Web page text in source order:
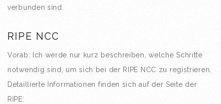
verbunden sind.
RIPE NCC
Vorab: Ich werde nur kurz beschreiben, welche Schritte
notwendig sind, um sich bei der RIPE NCC zu registrieren.
Detaillierte Informationen finden sich auf der Seite der
RIPE: